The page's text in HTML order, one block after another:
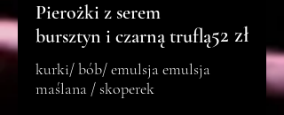
Pierożki z serem
bursztyn i czarną truflą
kurki/ bób/ emulsja emulsja
maślana / skoperek
52 zł